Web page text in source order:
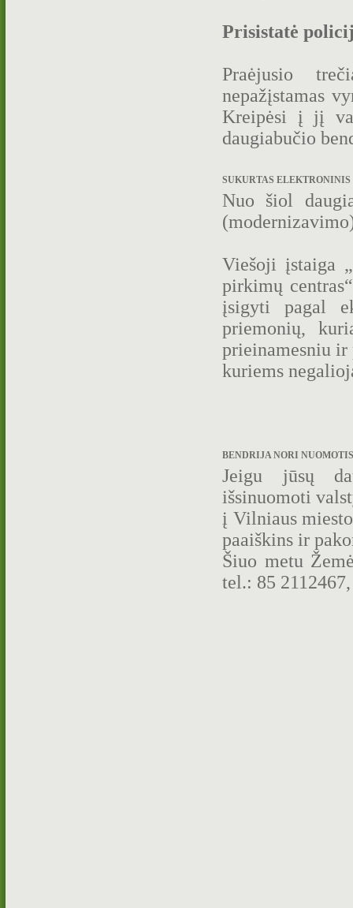
Prisistatė
Praėjusio
nepažįstamas
Kreipėsi į jį
daugiabučio
SUKURTAS
Nuo šiol
Viešoji įstaiga
pirkimų
įsigyti pagal
priemonių,
prieinamesniu ir
kuriems
BENDRIJA NORI
Jeigu jūsų
išsinuomoti
į Vilniaus
paaiškins ir
Šiuo metu
tel.: 85